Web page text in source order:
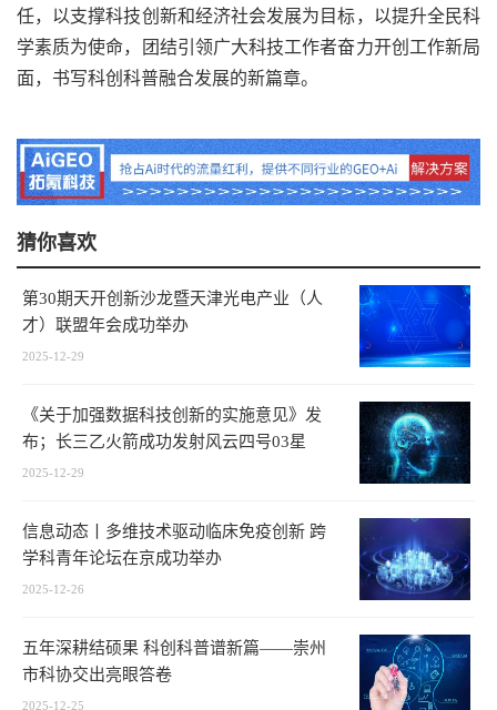
任，以支撑科技创新和经济社会发展为目标，以提升全民科
学素质为使命，团结引领广大科技工作者奋力开创工作新局
面，书写科创科普融合发展的新篇章。
猜你喜欢
第30期天开创新沙龙暨天津光电产业（人
才）联盟年会成功举办
2025-12-29
《关于加强数据科技创新的实施意见》发
布；长三乙火箭成功发射风云四号03星
2025-12-29
信息动态丨多维技术驱动临床免疫创新 跨
学科青年论坛在京成功举办
2025-12-26
五年深耕结硕果 科创科普谱新篇——崇州
市科协交出亮眼答卷
2025-12-25